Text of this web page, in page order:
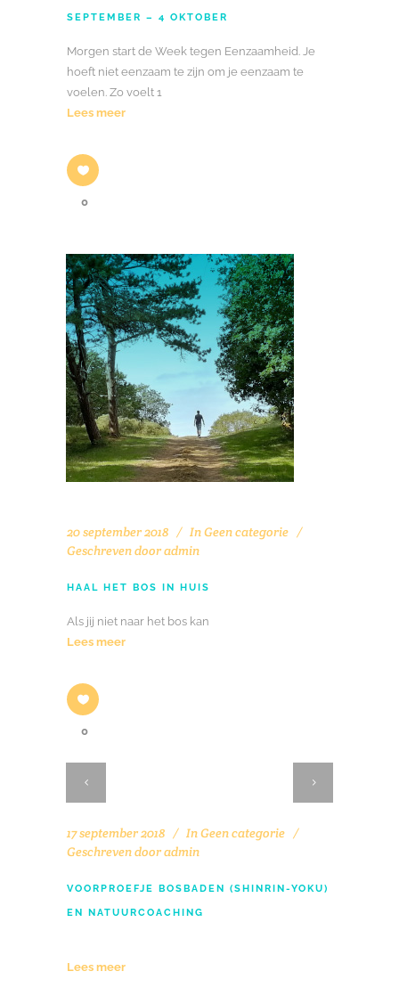
SEPTEMBER – 4 OKTOBER
Morgen start de Week tegen Eenzaamheid. Je
hoeft niet eenzaam te zijn om je eenzaam te
voelen. Zo voelt 1
Lees meer
0
20 september 2018 InGeen categorie
Geschreven dooradmin
HAAL HET BOS IN HUIS
Als jij niet naar het bos kan
Lees meer
0
17 september 2018 InGeen categorie
Geschreven dooradmin
VOORPROEFJE BOSBADEN (SHINRIN-YOKU)
EN NATUURCOACHING
Lees meer